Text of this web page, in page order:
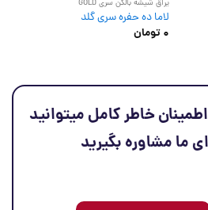
یراق شیشه بالکن سری GOLD
لاما ده حفره سری گلد
0تومان
خاطر کامل میتوانید
ما مشاوره بگیرید